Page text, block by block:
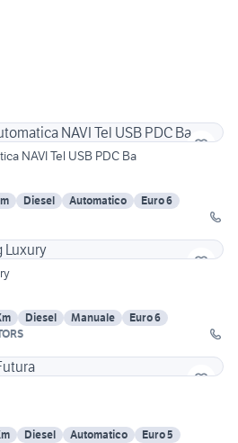
NAVI Tel USB PDC Ba
Diesel Automatico
Euro 6
Diesel Manuale
Euro 6
Diesel Automatico
Euro 5